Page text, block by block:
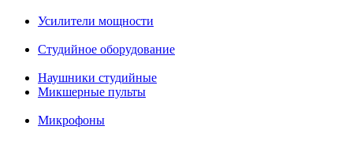
Усилители мощности
Студийное оборудование
Наушники студийные
Микшерные пульты
Микрофоны